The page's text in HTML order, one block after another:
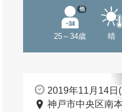
25～34歳
他
晴
2019年11月14日
神戸市中央区南